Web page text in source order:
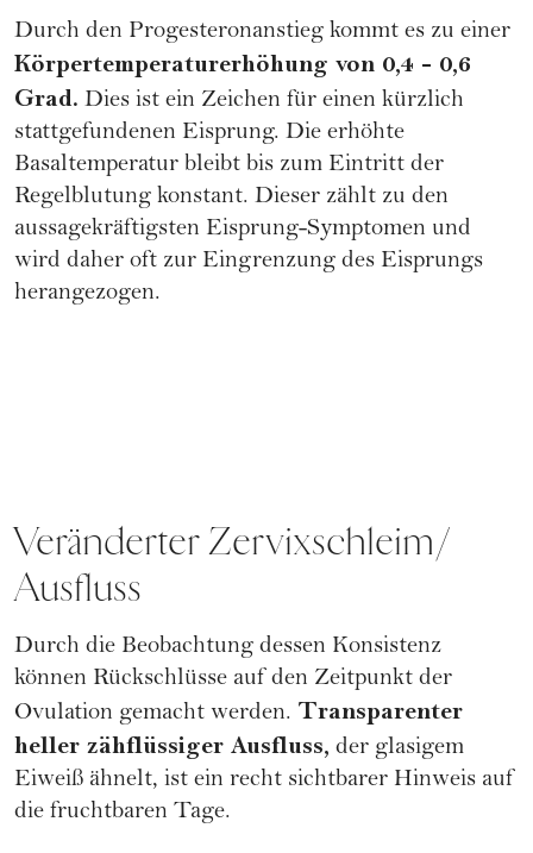
Durch den Progesteronanstieg kommt es zu einer
Körpertemperaturerhöhung von 0,4 - 0,6
Grad. Dies ist ein Zeichen für einen kürzlich
stattgefundenen Eisprung. Die erhöhte
Basaltemperatur bleibt bis zum Eintritt der
Regelblutung konstant. Dieser zählt zu den
aussagekräftigsten Eisprung-Symptomen und
wird daher oft zur Eingrenzung des Eisprungs
herangezogen.
Veränderter Zervixschleim/
Ausfluss
Durch die Beobachtung dessen Konsistenz
können Rückschlüsse auf den Zeitpunkt der
Ovulation gemacht werden. Transparenter
heller zähflüssiger Ausfluss, der glasigem
Eiweiß ähnelt, ist ein recht sichtbarer Hinweis auf
die fruchtbaren Tage.